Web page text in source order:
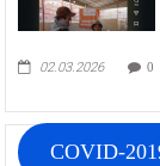
02.03.2026 0
COVID-